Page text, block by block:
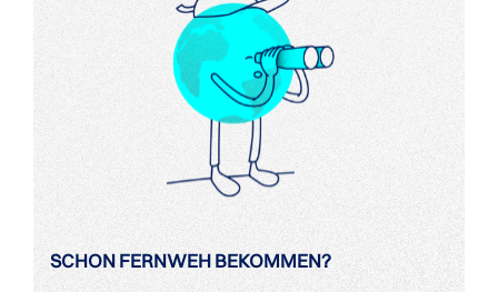
SCHON FERNWEH BEKOMMEN?